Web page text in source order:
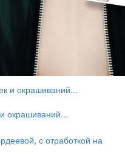
окрашиваний...
с отработкой на